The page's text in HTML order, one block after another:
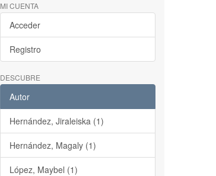
MI CUENTA
Acceder
Registro
DESCUBRE
Autor
Hernández, Jiraleiska (1)
Hernández, Magaly (1)
López, Maybel (1)